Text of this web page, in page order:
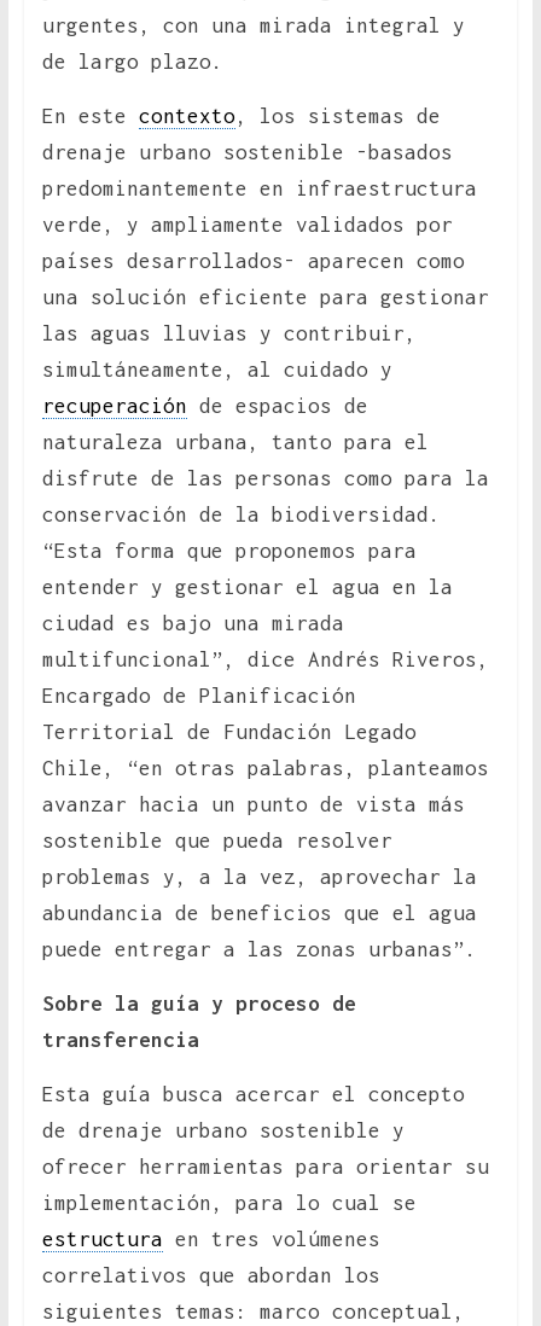
urgentes, con una mirada integral y
de largo plazo.
En este contexto, los sistemas de
drenaje urbano sostenible -basados
predominantemente en infraestructura
verde, y ampliamente validados por
países desarrollados- aparecen como
una solución eficiente para gestionar
las aguas lluvias y contribuir,
simultáneamente, al cuidado y
recuperación de espacios de
naturaleza urbana, tanto para el
disfrute de las personas como para la
conservación de la biodiversidad.
“Esta forma que proponemos para
entender y gestionar el agua en la
ciudad es bajo una mirada
multifuncional”, dice Andrés Riveros,
Encargado de Planificación
Territorial de Fundación Legado
Chile, “en otras palabras, planteamos
avanzar hacia un punto de vista más
sostenible que pueda resolver
problemas y, a la vez, aprovechar la
abundancia de beneficios que el agua
puede entregar a las zonas urbanas”.
Sobre la guía y proceso de
transferencia
Esta guía busca acercar el concepto
de drenaje urbano sostenible y
ofrecer herramientas para orientar su
implementación, para lo cual se
estructura en tres volúmenes
correlativos que abordan los
siguientes temas: marco conceptual,